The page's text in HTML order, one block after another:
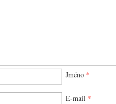
Jméno *
E-mail *